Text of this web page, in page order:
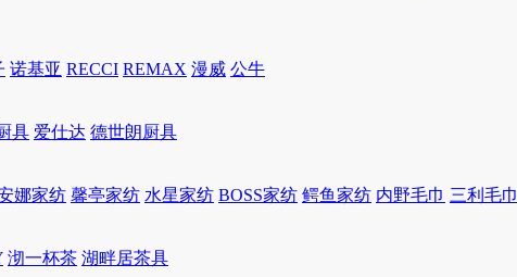
诺基亚 RECCI REMAX 漫威 公牛
具 爱仕达 德世朗厨具
娜家纺 馨亭家纺 水星家纺 BOSS家纺 鳄鱼家纺 内野毛巾 三利毛巾
沏一杯茶 湖畔居茶具